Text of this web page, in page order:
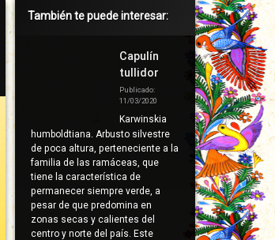
Barra
lateral
También te puede interesar:
Capulín
tullidor
Publicado:
11/03/2020
Karwinskia
humboldtiana. Arbusto silvestre
de poca altura, perteneciente a la
familia de las ramáceas, que
tiene la característica de
permanecer siempre verde, a
pesar de que predomina en
zonas secas y calientes del
centro y norte del país. Este